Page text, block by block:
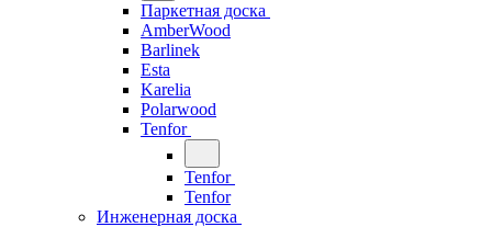
Паркетная доска
AmberWood
Barlinek
Esta
Karelia
Polarwood
Tenfor
Tenfor
Tenfor
Инженерная доска